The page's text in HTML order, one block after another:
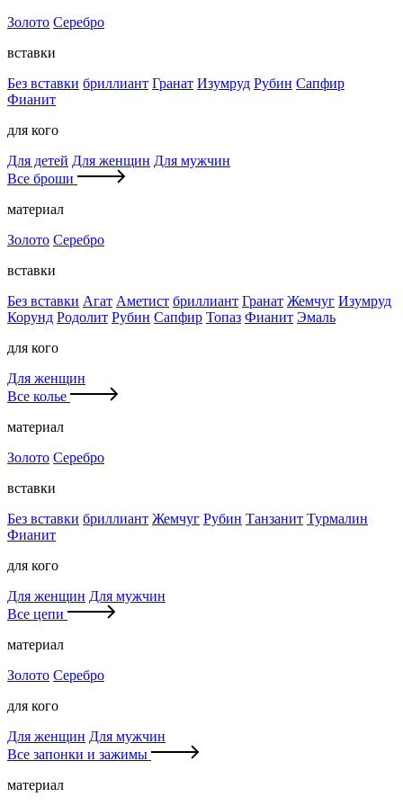
Золото Серебро
вставки
Без вставки бриллиант Гранат Изумруд Рубин Сапфир
Фианит
для кого
Для детей Для женщин Для мужчин
Все броши
материал
Золото Серебро
вставки
Без вставки Агат Аметист бриллиант Гранат Жемчуг Изумруд
Корунд Родолит Рубин Сапфир Топаз Фианит Эмаль
для кого
Для женщин
Все колье
материал
Золото Серебро
вставки
Без вставки бриллиант Жемчуг Рубин Танзанит Турмалин
Фианит
для кого
Для женщин Для мужчин
Все цепи
материал
Золото Серебро
для кого
Для женщин Для мужчин
Все запонки и зажимы
материал